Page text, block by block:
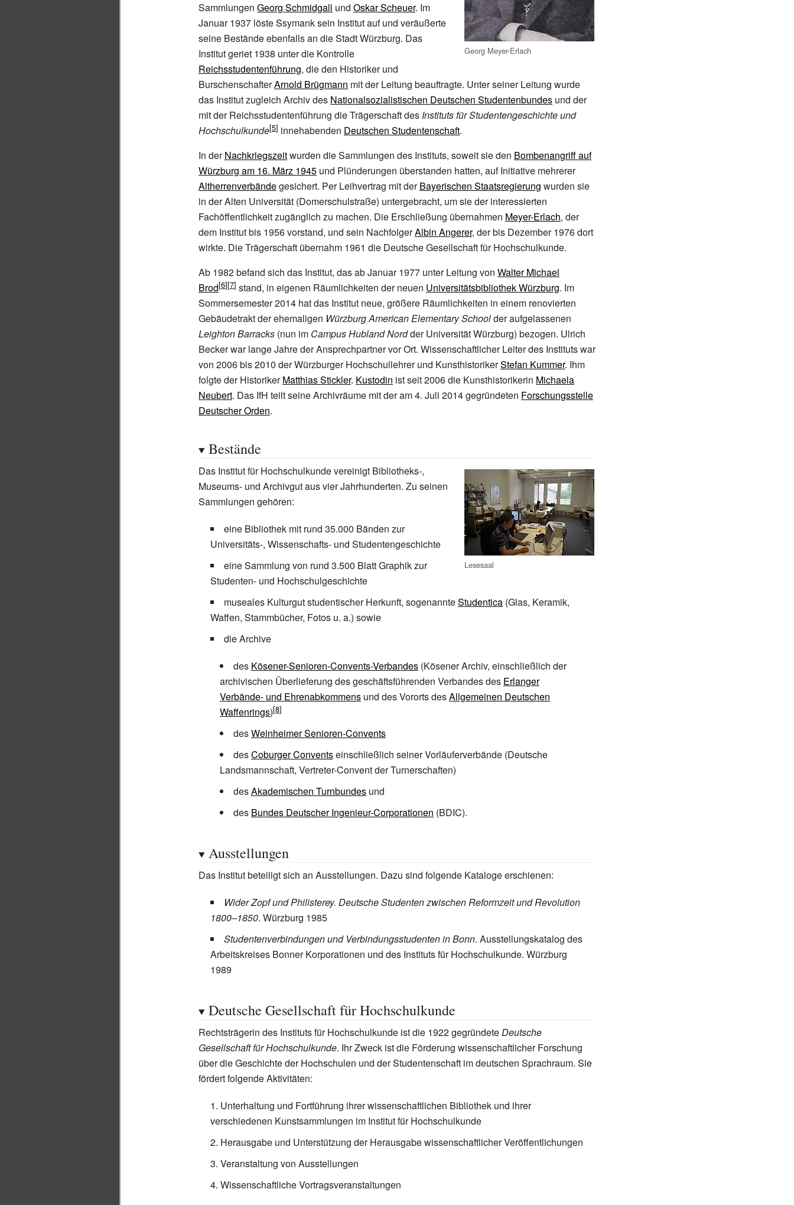
Georg Meyer-Erlach
Sammlungen Georg Schmidgall und Oskar Scheuer. Im
Januar 1937 löste Ssymank sein Institut auf und veräußerte
seine Bestände ebenfalls an die Stadt Würzburg. Das
Institut geriet 1938 unter die Kontrolle
Reichsstudentenführung, die den Historiker und
BurschenschafterArnold Brügmann mit der Leitung beauftragte. Unter seiner Leitung wurde
das Institut zugleich Archiv des Nationalsozialistischen Deutschen Studentenbundes und der
mit der Reichsstudentenführung die Trägerschaft des Instituts für Studentengeschichte und
Hochschulkunde
innehabenden Deutschen Studentenschaft.
In derNachkriegszeitwurden die Sammlungen des Instituts, soweit sie den Bombenangriff auf
Würzburg am 16. März 1945 und Plünderungen überstanden hatten, auf Initiative mehrerer
Altherrenverbändegesichert. Per Leihvertrag mit derBayerischen Staatsregierung wurden sie
in der Alten Universität (Domerschulstraße) untergebracht, um sie der interessierten
Fachöffentlichkeit zugänglich zu machen. Die Erschließung übernahmen Meyer-Erlach, der
dem Institut bis 1956 vorstand, und sein NachfolgerAlbin Angerer, der bis Dezember 1976 dort
wirkte. Die Trägerschaft übernahm 1961 die Deutsche Gesellschaft für Hochschulkunde.
Ab 1982 befand sich das Institut, das ab Januar 1977 unter Leitung von Walter Michael
Brod
stand, in eigenen Räumlichkeiten der neuen Universitätsbibliothek Würzburg. Im
Sommersemester 2014 hat das Institut neue, größere Räumlichkeiten in einem renovierten
Gebäudetrakt der ehemaligen Würzburg American Elementary Schoolder aufgelassenen
Leighton Barracks (nun im Campus Hubland Nordder Universität Würzburg) bezogen. Ulrich
Becker war lange Jahre der Ansprechpartner vor Ort. Wissenschaftlicher Leiter des Instituts war
von 2006 bis 2010 der Würzburger Hochschullehrer und KunsthistorikerStefan Kummer. Ihm
folgte der HistorikerMatthias Stickler. Kustodin ist seit 2006 die Kunsthistorikerin Michaela
Neubert. Das IfH teilt seine Archivräume mit der am 4. Juli 2014 gegründeten Forschungsstelle
Deutscher Orden.
Bestände
Lesesaal
Das Institut für Hochschulkunde vereinigt Bibliotheks-,
Museums- und Archivgut aus vier Jahrhunderten. Zu seinen
Sammlungen gehören:
eine Bibliothek mit rund 35.000 Bänden zur
Universitäts-, Wissenschafts- und Studentengeschichte
eine Sammlung von rund 3.500 Blatt Graphik zur
Studenten- und Hochschulgeschichte
museales Kulturgut studentischer Herkunft, sogenannteStudentica (Glas, Keramik,
Waffen, Stammbücher, Fotos u. a.) sowie
die Archive
des Kösener-Senioren-Convents-Verbandes (Kösener Archiv, einschließlich der
archivischen Überlieferung des geschäftsführenden Verbandes des Erlanger
Verbände- und Ehrenabkommens und des Vororts desAllgemeinen Deutschen
Waffenrings)
desWeinheimer Senioren-Convents
desCoburger Conventseinschließlich seiner Vorläuferverbände (Deutsche
Landsmannschaft, Vertreter-Convent der Turnerschaften)
desAkademischen Turnbundes und
des Bundes Deutscher Ingenieur-Corporationen (BDIC).
Ausstellungen
Das Institut beteiligt sich an Ausstellungen. Dazu sind folgende Kataloge erschienen:
Wider Zopf und Philisterey. Deutsche Studenten zwischen Reformzeit und Revolution
1800–1850. Würzburg 1985
Studentenverbindungen und Verbindungsstudenten in Bonn. Ausstellungskatalog des
Arbeitskreises Bonner Korporationen und des Instituts für Hochschulkunde. Würzburg
1989
Deutsche Gesellschaft für Hochschulkunde
Rechtsträgerin des Instituts für Hochschulkunde ist die 1922 gegründeteDeutsche
Gesellschaft für Hochschulkunde. Ihr Zweck ist die Förderung wissenschaftlicher Forschung
über die Geschichte der Hochschulen und der Studentenschaft im deutschen Sprachraum. Sie
fördert folgende Aktivitäten:
Unterhaltung und Fortführung ihrer wissenschaftlichen Bibliothek und ihrer
verschiedenen Kunstsammlungen im Institut für Hochschulkunde
Herausgabe und Unterstützung der Herausgabe wissenschaftlicher Veröffentlichungen
Veranstaltung von Ausstellungen
Wissenschaftliche Vortragsveranstaltungen